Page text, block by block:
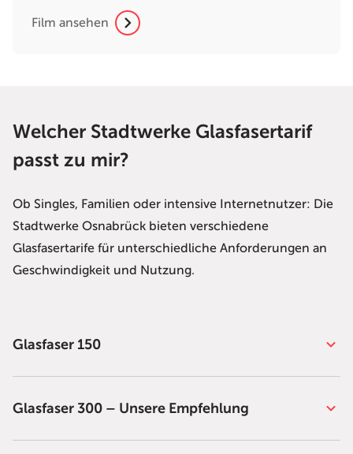
Film ansehen
Welcher Stadtwerke Glasfasertarif
passt zu mir?
Ob Singles, Familien oder intensive Internetnutzer: Die
Stadtwerke Osnabrück bieten verschiedene
Glasfasertarife für unterschiedliche Anforderungen an
Geschwindigkeit und Nutzung.
Glasfaser 150
Glasfaser 300 – Unsere Empfehlung